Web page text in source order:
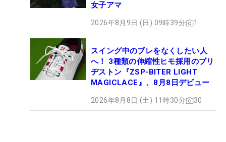
女子アマ
2026年8月9日 (日) 09時39分 1
スイング中のブレをなくしたい人
へ！ 3種類の伸縮性ヒモ採用のブリ
ヂストン『ZSP-BITER LIGHT
MAGICLACE』、8月8日デビュー
2026年8月8日 (土) 11時30分 30